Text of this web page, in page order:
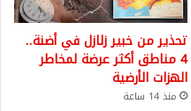
تحذير من خبير زلازل في أضنة..
4 مناطق أكثر عرضة لمخاطر
الهزات الأرضية
منذ 14 ساعة